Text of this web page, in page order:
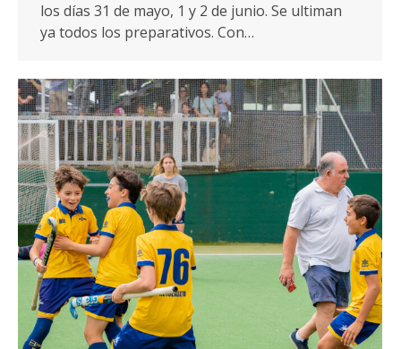
los días 31 de mayo, 1 y 2 de junio. Se ultiman
ya todos los preparativos. Con…